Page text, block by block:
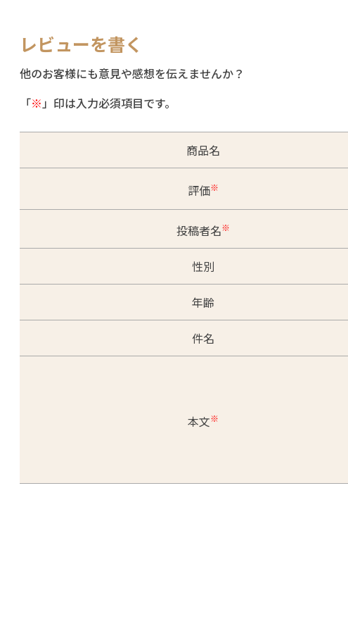
レビューを書く
他のお客様にも意見や感想を伝えませんか？
「※ 」印は入力必須項目です。
商品名
評価※
投稿者名※
性別
年齢
件名
本文※